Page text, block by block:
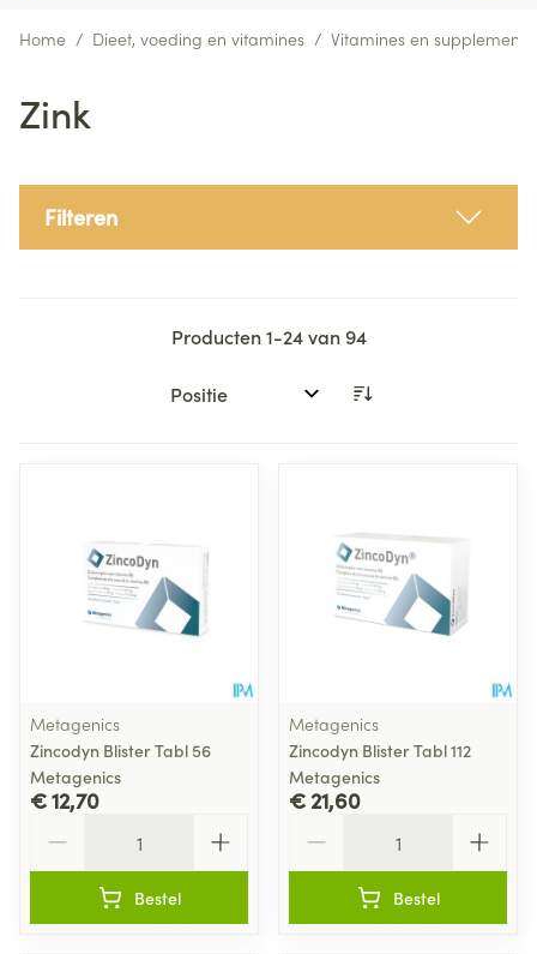
Home / Dieet, voeding en vitamines / Vitamines en
Zink
Filteren
Producten1-24van94
Sorteer op:
Metagenics
Zincodyn Blister Tabl 56
Metagenics
€ 12,70
Bestel
Metagenics
Zincodyn Blister Tabl 112
Metagenics
€ 21,60
Bestel